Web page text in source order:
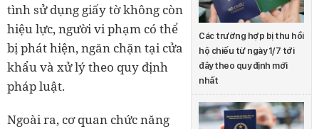
Các trường hợp bị thu hồi
hộ chiếu từ ngày 1/7 tới
đây theo quy định mới
nhất
tình sử dụng giấy tờ không còn
hiệu lực, người vi phạm có thể
bị phát hiện, ngăn chặn tại cửa
khẩu và xử lý theo quy định
pháp luật.
Ngoài ra, cơ quan chức năng